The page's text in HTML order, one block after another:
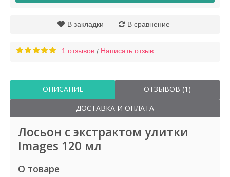
В закладки В сравнение
1 отзывов / Написать отзыв
ОПИСАНИЕ
ОТЗЫВОВ (1)
ДОСТАВКА И ОПЛАТА
Лосьон с экстрактом улитки
Images 120 мл
О товаре